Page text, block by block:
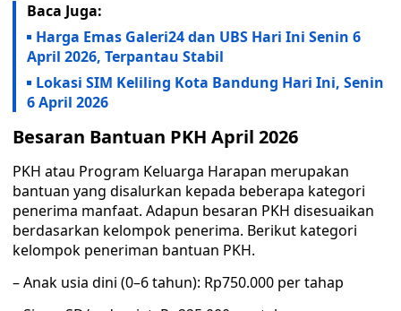
Baca Juga:
Harga Emas Galeri24 dan UBS Hari Ini Senin 6
April 2026, Terpantau Stabil
Lokasi SIM Keliling Kota Bandung Hari Ini, Senin
6 April 2026
Besaran Bantuan PKH April 2026
PKH atau Program Keluarga Harapan merupakan
bantuan yang disalurkan kepada beberapa kategori
penerima manfaat. Adapun besaran PKH disesuaikan
berdasarkan kelompok penerima. Berikut kategori
kelompok peneriman bantuan PKH.
– Anak usia dini (0–6 tahun): Rp750.000 per tahap